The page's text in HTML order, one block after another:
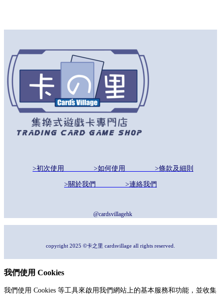
>初次使用 >如何使用 >條款及細則
>關於我們 >連絡我們
@cardsvillagehk
copyright 2025 ©卡之里 cardsvillage all rights reserved.
我們使用 Cookies
我們使用 Cookies 等工具來啟用我們網站上的基本服務和功能，並收集